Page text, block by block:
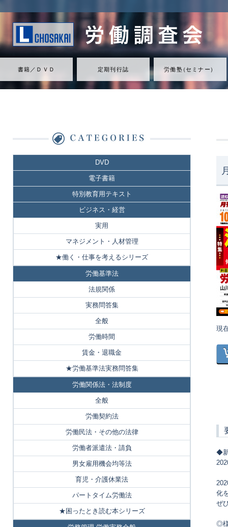
書籍／ＤＶＤ 定期刊行誌 労働塾（セミナ ー ）
現
◆
化
ぜ
◎
DVD
電子書籍
特別教育用テキスト
ビジネス・経営
実用
マネジメント・人材管理
★働く・仕事を考えるシリーズ
労働基準法
法規関係
実務問答集
全般
労働時間
賃金・退職金
★労働基準法実務問答集
労働関係法・法制度
全般
労働契約法
労働民法・その他の法律
労働者派遣法・請負
男女雇用機会均等法
育児・介護休業法
パートタイム労働法
★困ったとき読む本シリーズ